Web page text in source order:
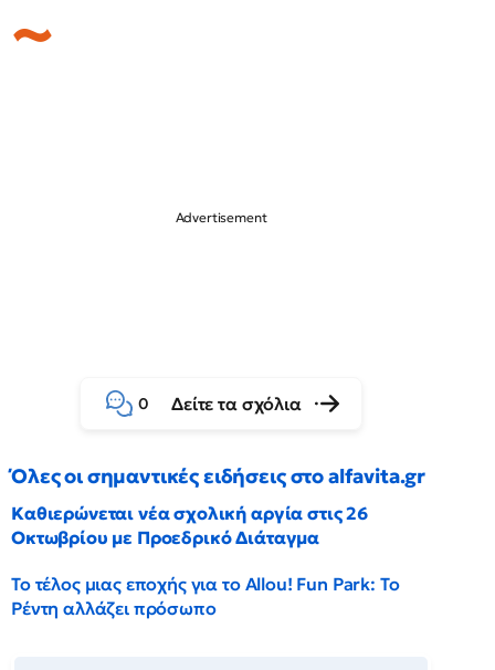
0 Δείτε τα σχόλια
Όλες οι σημαντικές ειδήσεις στο alfavita.gr
Καθιερώνεται νέα σχολική αργία στις 26
Οκτωβρίου με Προεδρικό Διάταγμα
Το τέλος μιας εποχής για το Allou! Fun Park: Το
Ρέντη αλλάζει πρόσωπο